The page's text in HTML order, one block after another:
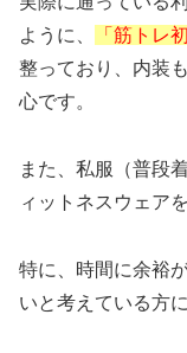
ように、
「筋トレ
整っており、内装
心です。
また、私服（普段
ィットネスウェア
特に、時間に余裕
いと考えている方